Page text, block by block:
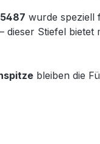
wurde speziell
– dieser Stiefel
bleiben die